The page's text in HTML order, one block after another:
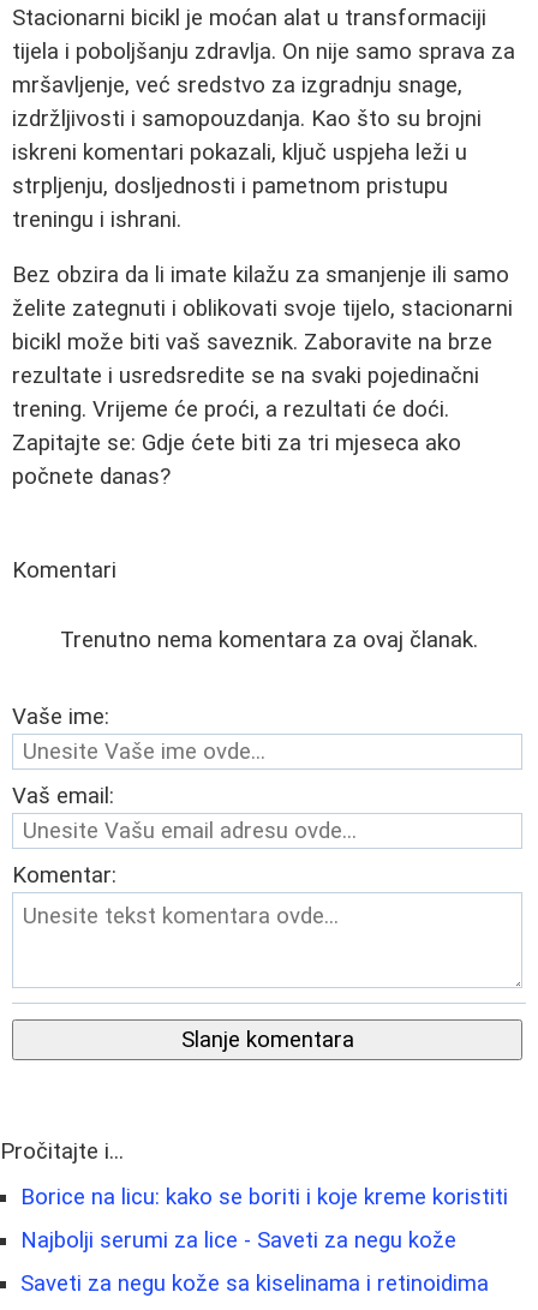
Stacionarni bicikl je moćan alat u transformaciji
tijela i poboljšanju zdravlja. On nije samo sprava za
mršavljenje, već sredstvo za izgradnju snage,
izdržljivosti i samopouzdanja. Kao što su brojni
iskreni komentari pokazali, ključ uspjeha leži u
strpljenju, dosljednosti i pametnom pristupu
treningu i ishrani.
Bez obzira da li imate kilažu za smanjenje ili samo
želite zategnuti i oblikovati svoje tijelo, stacionarni
bicikl može biti vaš saveznik. Zaboravite na brze
rezultate i usredsredite se na svaki pojedinačni
trening. Vrijeme će proći, a rezultati će doći.
Zapitajte se: Gdje ćete biti za tri mjeseca ako
počnete danas?
Komentari
Trenutno nema komentara za ovaj članak.
Vaše ime:
Vaš email:
Komentar:
Slanje komentara
Pročitajte i...
Borice na licu: kako se boriti i koje kreme koristiti
Najbolji serumi za lice - Saveti za negu kože
Saveti za negu kože sa kiselinama i retinoidima